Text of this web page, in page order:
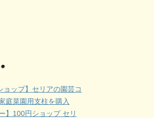
ョップ】セリアの園芸コ
庭菜園用支柱を購入
】100円ショップ セリ